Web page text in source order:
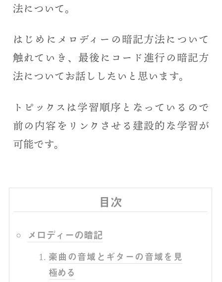
法について。
はじめにメロディーの暗記方法について
触れていき、最後にコード進行の暗記方
法についてお話ししたいと思います。
トピックスは学習順序となっているので
前の内容をリンクさせる建設的な学習が
可能です。
目次
メロディーの暗記
楽曲の音域とギターの音域を見
極める